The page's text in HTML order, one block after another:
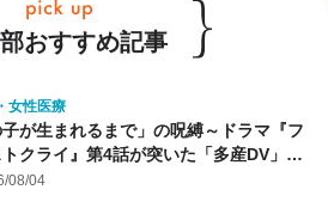
おすすめ記事
女性医療
子が生まれるまで」の呪縛～ドラマ『フ
トクライ』第4話が突いた「多産DV」と
トロール～
08/04